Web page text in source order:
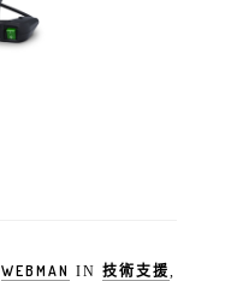
WEBMAN IN 技術支援,